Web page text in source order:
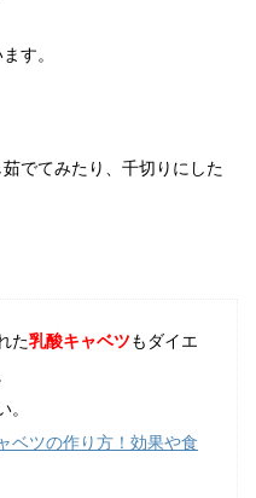
す。
でてみたり、千切りにした
た乳酸キャベツもダイエ
ベツの作り方！効果や食